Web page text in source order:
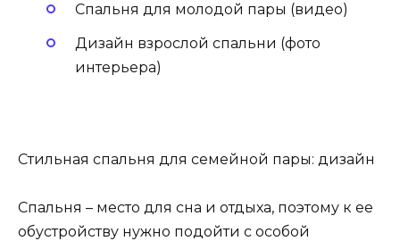
Спальня для молодой пары (видео)
Дизайн взрослой спальни (фото
интерьера)
Стильная спальня для семейной пары: дизайн
Спальня – место для сна и отдыха, поэтому к ее
обустройству нужно подойти с особой